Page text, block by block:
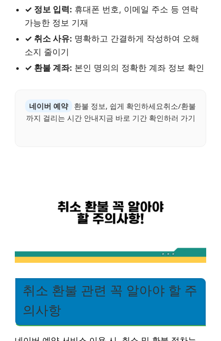
✓ 정보 입력: 휴대폰 번호, 이메일 주소 등 연락
가능한 정보 기재
✓ 취소 사유: 명확하고 간결하게 작성하여 오해
소지 줄이기
✓ 환불 계좌: 본인 명의의 정확한 계좌 정보 확인
네이버 예약
환불 정보, 쉽게 확인하세요취소/환불
까지 걸리는 시간 안내지금 바로 기간 확인하러 가기
취소 환불 관련 꼭 알아야 할 주
의사항